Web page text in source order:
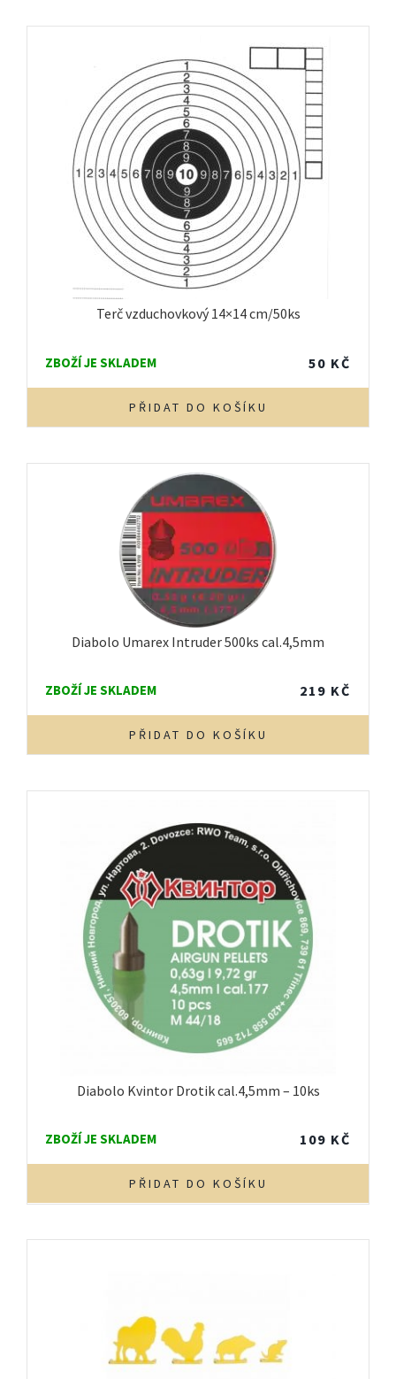
Terč vzduchovkový 14×14 cm/50ks
ZBOŽÍ JE SKLADEM 50 KČ
PŘIDAT DO KOŠÍKU
Diabolo Umarex Intruder 500ks cal.4,5mm
ZBOŽÍ JE SKLADEM 219 KČ
PŘIDAT DO KOŠÍKU
Diabolo Kvintor Drotik cal.4,5mm – 10ks
ZBOŽÍ JE SKLADEM 109 KČ
PŘIDAT DO KOŠÍKU